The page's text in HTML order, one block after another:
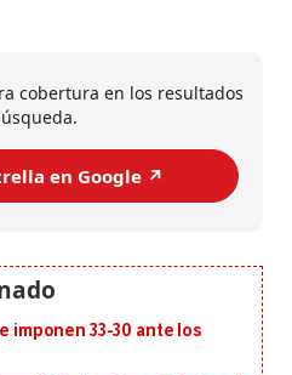
cobertura en los resultados
en Google ↗️
imponen 33-30 ante los